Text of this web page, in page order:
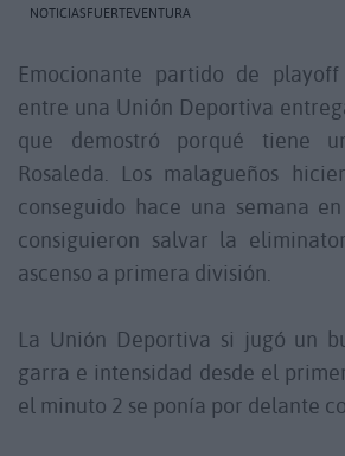
NOTICIASFUERTEVENTURA
Emocionante partido de
entre una Unión Deportiva
que demostró porqué tiene
Rosaleda. Los malagueños
conseguido hace una semana
consiguieron salvar la
ascenso a primera división.
La Unión Deportiva si jugó un
garra e intensidad desde el
el minuto 2 se ponía por delante